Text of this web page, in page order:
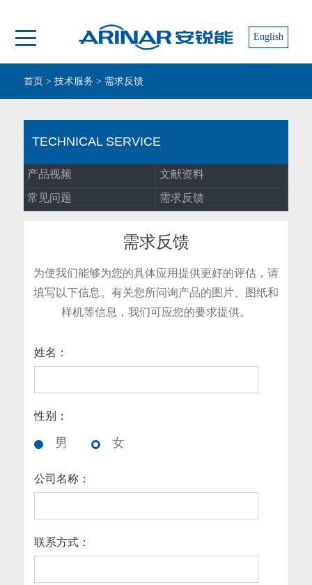
English
首页 > 技术服务 > 需求反馈
TECHNICAL SERVICE
产品视频
文献资料
常见问题
需求反馈
需求反馈
为使我们能够为您的具体应用提供更好的评估，请
填写以下信息。有关您所问询产品的图片、图纸和
样机等信息，我们可应您的要求提供。
姓名：
性别：
男 女
公司名称：
联系方式：